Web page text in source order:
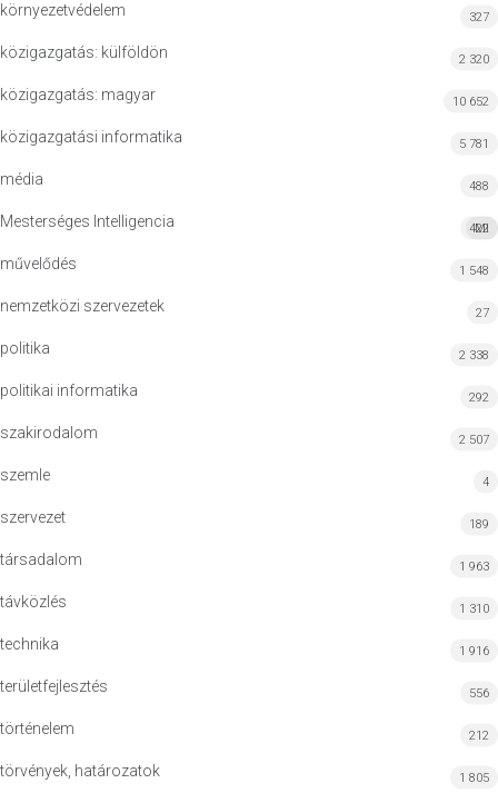
környezetvédelem 327
közigazgatás: külföldön 2 320
közigazgatás: magyar 10 652
közigazgatási informatika 5 781
média 488
Mesterséges Intelligencia MI
422
művelődés 1 548
nemzetközi szervezetek 27
politika 2 338
politikai informatika 292
szakirodalom 2 507
szemle 4
szervezet 189
társadalom 1 963
távközlés 1 310
technika 1 916
területfejlesztés 556
történelem 212
törvények, határozatok 1 805